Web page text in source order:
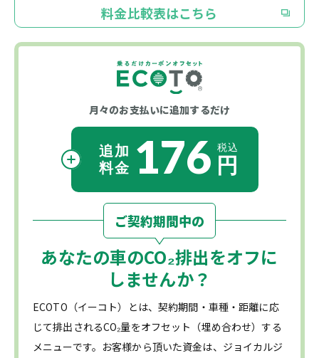
料金比較表はこちら
月々のお支払いに追加するだけ
176
ご契約期間中の
あなたの車のCO₂排出をオフに
しませんか？
ECOTO（イーコト）とは、契約期間・車種・距離に応
じて排出されるCO₂量をオフセット（埋め合わせ）する
メニューです。お客様から頂いた資金は、ジョイカルジ